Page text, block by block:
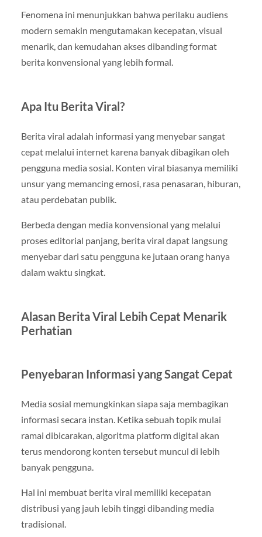
Fenomena ini menunjukkan bahwa perilaku audiens
modern semakin mengutamakan kecepatan, visual
menarik, dan kemudahan akses dibanding format
berita konvensional yang lebih formal.
Apa Itu Berita Viral?
Berita viral adalah informasi yang menyebar sangat
cepat melalui internet karena banyak dibagikan oleh
pengguna media sosial. Konten viral biasanya memiliki
unsur yang memancing emosi, rasa penasaran, hiburan,
atau perdebatan publik.
Berbeda dengan media konvensional yang melalui
proses editorial panjang, berita viral dapat langsung
menyebar dari satu pengguna ke jutaan orang hanya
dalam waktu singkat.
Alasan Berita Viral Lebih Cepat Menarik
Perhatian
Penyebaran Informasi yang Sangat Cepat
Media sosial memungkinkan siapa saja membagikan
informasi secara instan. Ketika sebuah topik mulai
ramai dibicarakan, algoritma platform digital akan
terus mendorong konten tersebut muncul di lebih
banyak pengguna.
Hal ini membuat berita viral memiliki kecepatan
distribusi yang jauh lebih tinggi dibanding media
tradisional.